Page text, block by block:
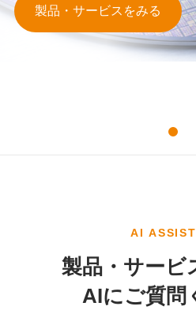
製品・サービスをみる
AI
製品・サービ
AIにご質問